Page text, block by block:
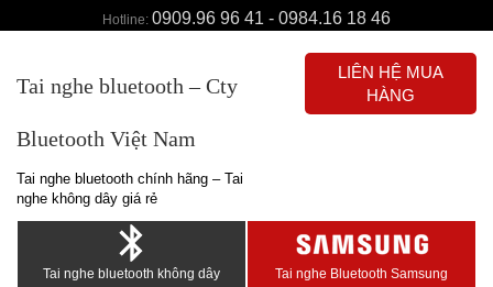
Hotline: 0909.96 96 41 - 0984.16 18 46
Tai nghe bluetooth – Cty
Bluetooth Việt Nam
Tai nghe bluetooth chính hãng – Tai
nghe không dây giá rẻ
LIÊN HỆ MUA
HÀNG
Tai nghe bluetooth không dây Tai nghe Bluetooth Samsung